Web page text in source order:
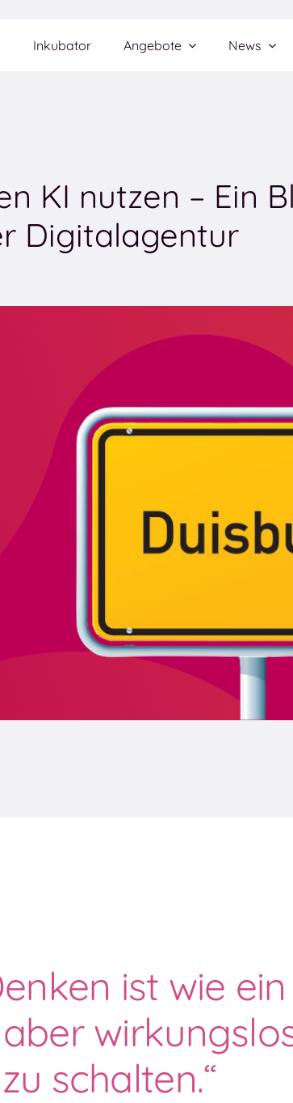
Inkubator Angebote News
KI nutzen – Ein
Digitalagentur
ist wie
schalten.“